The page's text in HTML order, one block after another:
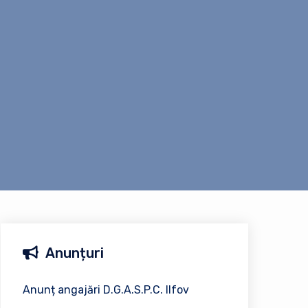
Anunțuri
Anunț angajări D.G.A.S.P.C. Ilfov